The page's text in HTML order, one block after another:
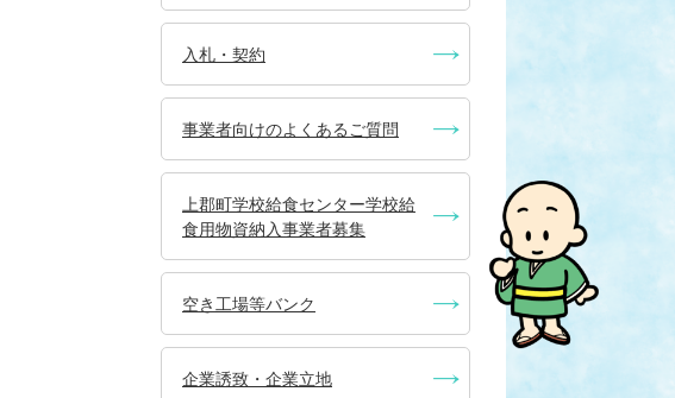
入札・契約
事業者向けのよくあるご質問
上郡町学校給食センター学校給
食用物資納入事業者募集
空き工場等バンク
企業誘致・企業立地